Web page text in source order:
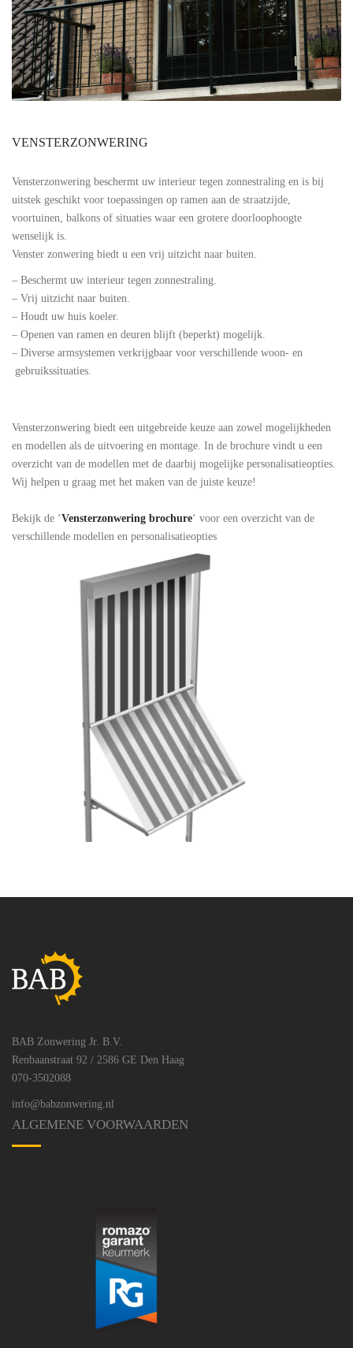
VENSTERZONWERING
Vensterzonwering beschermt uw interieur tegen zonnestraling en is bij
uitstek geschikt voor toepassingen op ramen aan de straatzijde,
voortuinen, balkons of situaties waar een grotere doorloophoogte
wenselijk is.
Venster zonwering biedt u een vrij uitzicht naar buiten.
– Beschermt uw interieur tegen zonnestraling.
– Vrij uitzicht naar buiten.
– Houdt uw huis koeler.
– Openen van ramen en deuren blijft (beperkt) mogelijk.
– Diverse armsystemen verkrijgbaar voor verschillende woon- en
gebruikssituaties.
Vensterzonwering biedt een uitgebreide keuze aan zowel mogelijkheden
en modellen als de uitvoering en montage. In de brochure vindt u een
overzicht van de modellen met de daarbij mogelijke personalisatieopties.
Wij helpen u graag met het maken van de juiste keuze!
Bekijk de ‘Vensterzonwering brochure‘ voor een overzicht van de
verschillende modellen en personalisatieopties
BAB Zonwering Jr. B.V.
Renbaanstraat 92 / 2586 GE Den Haag
070-3502088
info@babzonwering.nl
ALGEMENE VOORWAARDEN